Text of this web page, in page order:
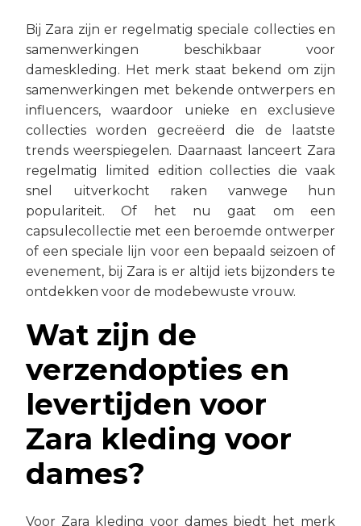
Bij Zara zijn er regelmatig speciale collecties en
samenwerkingen beschikbaar voor
dameskleding. Het merk staat bekend om zijn
samenwerkingen met bekende ontwerpers en
influencers, waardoor unieke en exclusieve
collecties worden gecreëerd die de laatste
trends weerspiegelen. Daarnaast lanceert Zara
regelmatig limited edition collecties die vaak
snel uitverkocht raken vanwege hun
populariteit. Of het nu gaat om een
capsulecollectie met een beroemde ontwerper
of een speciale lijn voor een bepaald seizoen of
evenement, bij Zara is er altijd iets bijzonders te
ontdekken voor de modebewuste vrouw.
Wat zijn de
verzendopties en
levertijden voor
Zara kleding voor
dames?
Voor Zara kleding voor dames biedt het merk